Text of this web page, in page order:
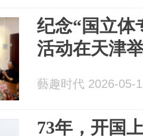
纪念“国立体
活动在天津
藝趣时代 2026-05-
73年，开国